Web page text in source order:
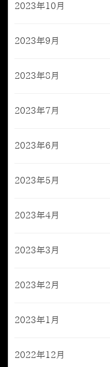
2023年10月
2023年9月
2023年8月
2023年7月
2023年6月
2023年5月
2023年4月
2023年3月
2023年2月
2023年1月
2022年12月